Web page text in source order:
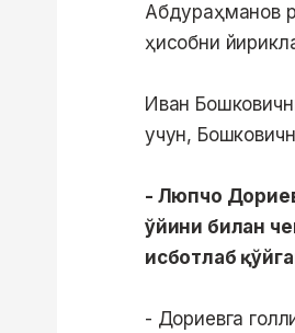
Абдураҳманов
ҳисобни
Иван
учун,
- Люпчо
ўйини билан
исботлаб
- Дориевга